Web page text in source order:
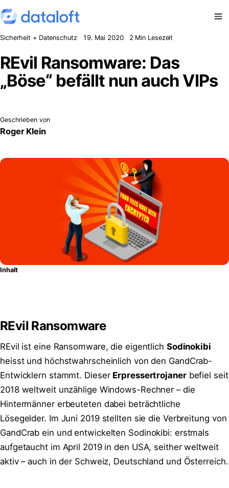
Zum Inhalt springen
Sicherheit + Datenschutz 19. Mai 2020 2 Min Lesezeit
REvil Ransomware: Das
„Böse“ befällt nun auch VIPs
Geschrieben von
Roger Klein
Inhalt
REvil Ransomware
REvil ist eine Ransomware, die eigentlich Sodinokibi
heisst und höchstwahrscheinlich von den GandCrab-
Entwicklern stammt. Dieser Erpressertrojanerbefiel seit
2018 weltweit unzählige Windows-Rechner – die
Hintermänner erbeuteten dabei beträchtliche
Lösegelder. Im Juni 2019 stellten sie die Verbreitung von
GandCrab ein und entwickelten Sodinokibi: erstmals
aufgetaucht im April 2019 in den USA, seither weltweit
aktiv – auch in der Schweiz, Deutschland und Österreich.